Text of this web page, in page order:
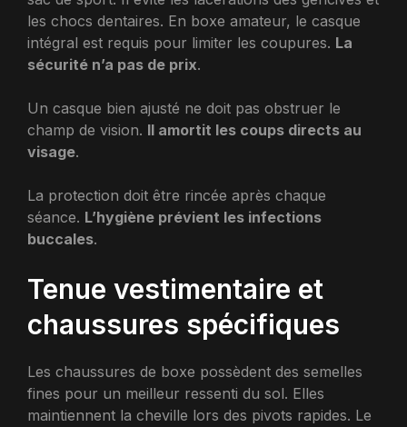
les chocs dentaires. En boxe amateur, le casque
intégral est requis pour limiter les coupures. La
sécurité n’a pas de prix.
Un casque bien ajusté ne doit pas obstruer le
champ de vision. Il amortit les coups directs au
visage.
La protection doit être rincée après chaque
séance. L’hygiène prévient les infections
buccales.
Tenue vestimentaire et
chaussures spécifiques
Les chaussures de boxe possèdent des semelles
fines pour un meilleur ressenti du sol. Elles
maintiennent la cheville lors des pivots rapides. Le